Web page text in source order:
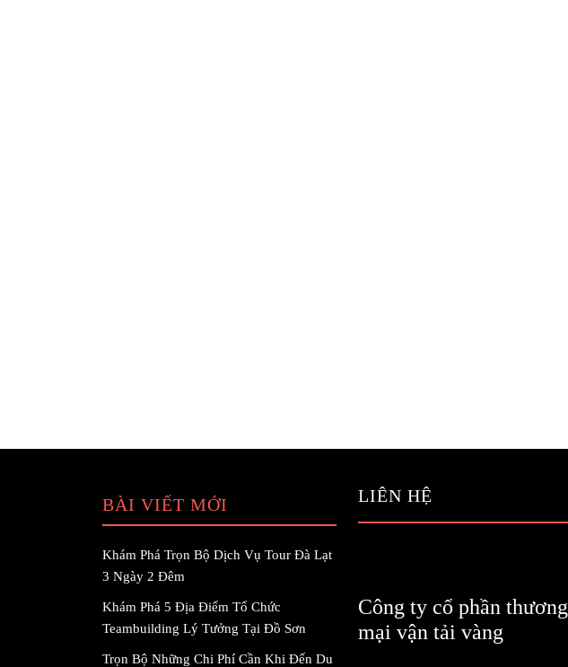
BÀI VIẾT MỚI
Khám Phá Trọn Bộ Dịch Vụ Tour Đà Lạt
3 Ngày 2 Đêm
Khám Phá 5 Địa Điểm Tổ Chức
Teambuilding Lý Tưởng Tại Đồ Sơn
Trọn Bộ Những Chi Phí Cần Khi Đến Du
LIÊN HỆ
Công ty cổ phần thương
mại vận tải vàng